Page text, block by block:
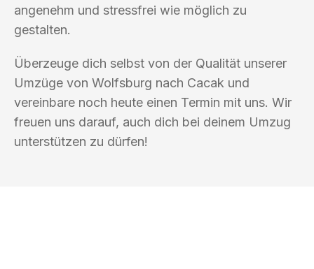
angenehm und stressfrei wie möglich zu
gestalten.
Überzeuge dich selbst von der Qualität unserer
Umzüge von Wolfsburg nach Cacak und
vereinbare noch heute einen Termin mit uns. Wir
freuen uns darauf, auch dich bei deinem Umzug
unterstützen zu dürfen!